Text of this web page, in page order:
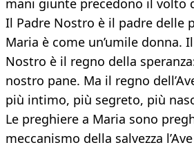
mani giunte precedono il volto
Il Padre Nostro è il padre delle
Maria è come un’umile donna.
Nostro è il regno della
nostro pane. Ma il regno
più intimo, più segreto, più
Le preghiere a Maria sono
meccanismo della salvezza